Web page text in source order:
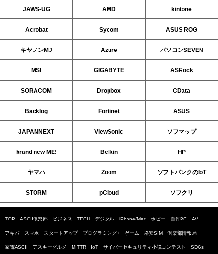
JAWS-UG AMD kintone
Acrobat Sycom ASUS ROG
キヤノンMJ Azure パソコンSEVEN
MSI GIGABYTE ASRock
SORACOM Dropbox CData
Backlog Fortinet ASUS
JAPANNEXT ViewSonic ソフマップ
brand new ME! Belkin HP
ヤマハ Zoom ソフトバンクのIoT
STORM pCloud ソフクリ
TOP ASCII倶楽部 ビジネス TECH デジタル iPhone/Mac ホビー 自作PC AV
アキバ スマホ スタートアップ プログラミング+ ゲーム 格安SIM 倶楽部情報局
家電ASCII アスキーグルメ MITTR IoT サイバーセキュリティ小説コンテスト SDGs